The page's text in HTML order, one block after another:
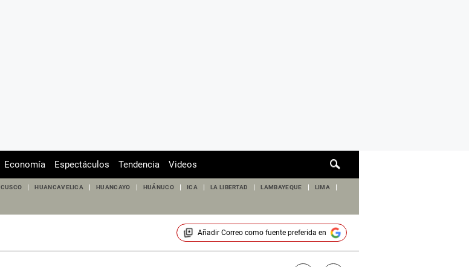
de
Economía Espectáculos Tendencia Videos
CUSCO HUANCAVELICA HUANCAYO HUÁNUCO ICA LA LIBERTAD LAMBAYEQUE LIMA
Añadir Correocomo fuente preferida en